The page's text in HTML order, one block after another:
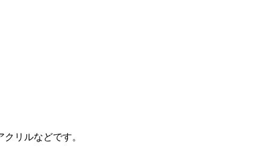
リルなどです。